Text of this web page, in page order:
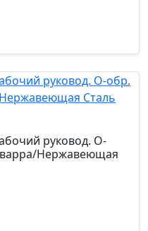
руковод. О-
Нержавеющая